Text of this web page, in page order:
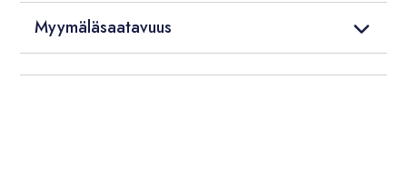
Myymäläsaatavuus